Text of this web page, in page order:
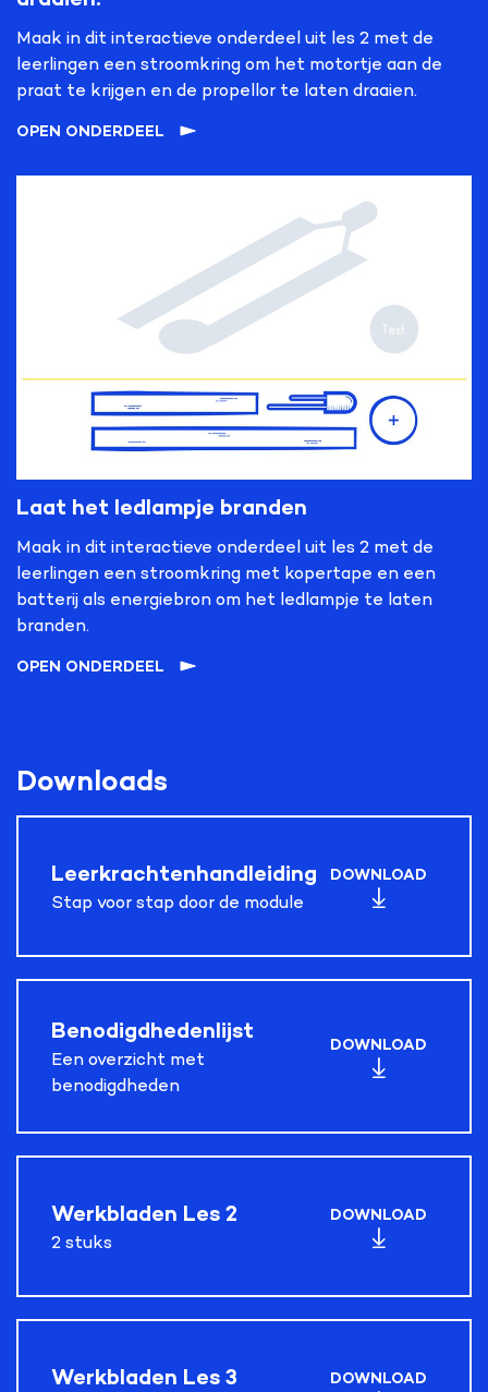
Maak in dit interactieve onderdeel uit les 2 met de
leerlingen een stroomkring om het motortje aan de
praat te krijgen en de propellor te laten draaien.
OPEN ONDERDEEL
Laat het ledlampje branden
Maak in dit interactieve onderdeel uit les 2 met de
leerlingen een stroomkring met kopertape en een
batterij als energiebron om het ledlampje te laten
branden.
OPEN ONDERDEEL
Downloads
Leerkrachtenhandleiding
Stap voor stap door de module
DOWNLOAD
Benodigdhedenlijst
Een overzicht met
benodigdheden
DOWNLOAD
Werkbladen Les 2
2 stuks
DOWNLOAD
Werkbladen Les 3 DOWNLOAD